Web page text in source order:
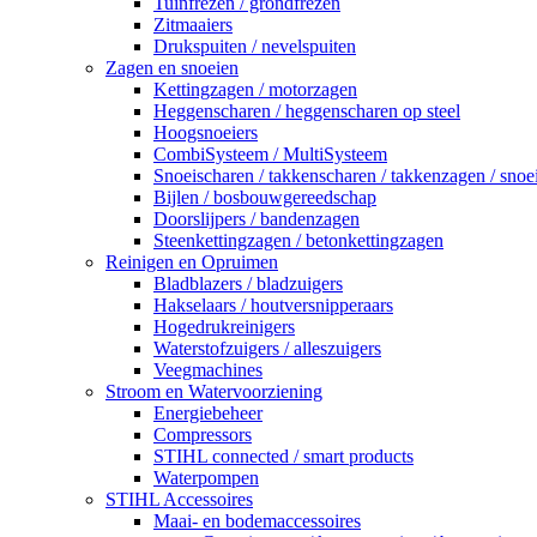
Zitmaaiers
Drukspuiten / nevelspuiten
Zagen en snoeien
Kettingzagen / motorzagen
Heggenscharen / heggenscharen op steel
Hoogsnoeiers
CombiSysteem / MultiSysteem
Snoeischaren / takkenscharen / takkenzagen /
Bijlen / bosbouwgereedschap
Doorslijpers / bandenzagen
Steenkettingzagen / betonkettingzagen
Reinigen en Opruimen
Bladblazers / bladzuigers
Hakselaars / houtversnipperaars
Hogedrukreinigers
Waterstofzuigers / alleszuigers
Veegmachines
Stroom en Watervoorziening
Energiebeheer
Compressors
STIHL connected / smart products
Waterpompen
STIHL Accessoires
Maai- en bodemaccessoires